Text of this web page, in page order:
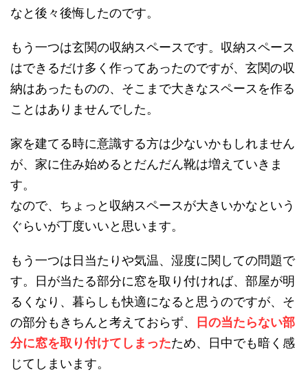
なと後々後悔したのです。
もう一つは玄関の収納スペースです。収納スペース
はできるだけ多く作ってあったのですが、玄関の収
納はあったものの、そこまで大きなスペースを作る
ことはありませんでした。
家を建てる時に意識する方は少ないかもしれません
が、家に住み始めるとだんだん靴は増えていきま
す。
なので、ちょっと収納スペースが大きいかなという
ぐらいが丁度いいと思います。
もう一つは日当たりや気温、湿度に関しての問題で
す。日が当たる部分に窓を取り付ければ、部屋が明
るくなり、暮らしも快適になると思うのですが、そ
の部分もきちんと考えておらず、
日の当たらない部
分に窓を取り付けてしまったため、日中でも暗く感
じてしまいます。